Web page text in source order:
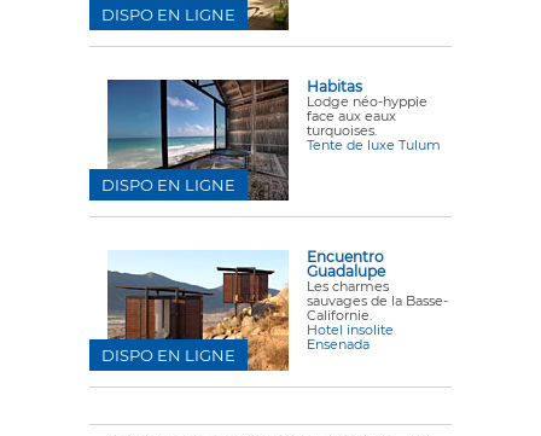
DISPO EN LIGNE
Habitas
Lodge néo-hyppie
face aux eaux
turquoises.
Tente de luxe Tulum
DISPO EN LIGNE
Encuentro
Guadalupe
Les charmes
sauvages de la Basse-
Californie.
Hotel insolite
Ensenada
DISPO EN LIGNE